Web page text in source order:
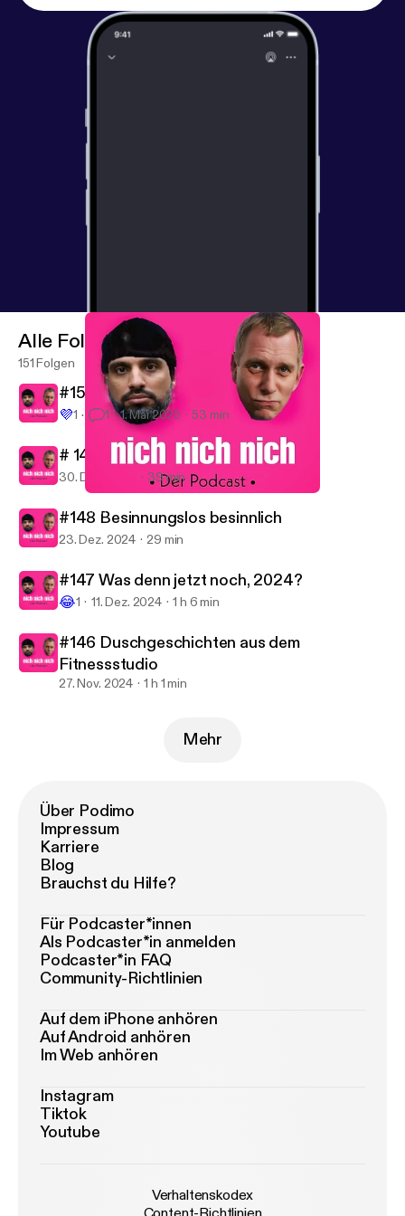
[mail@nichnichnich.de]
nich nich nich.
Alle Folgen
151 Folgen
#150 Ist doch auch mal gut jetzt
💜1 1 1. Mai 2025 53 min
# 149 Trotzdem optimistisch
30. Dez. 2024 39 min
#148 Besinnungslos besinnlich
23. Dez. 2024 29 min
#147 Was denn jetzt noch, 2024?
😂1 11. Dez. 2024 1 h 6 min
#146 Duschgeschichten aus dem
Fitnessstudio
27. Nov. 2024 1 h 1 min
Mehr
Über Podimo
Impressum
Karriere
Blog
Brauchst du Hilfe?
Für Podcaster*innen
Als Podcaster*in anmelden
Podcaster*in FAQ
Community-Richtlinien
Auf dem iPhone anhören
Auf Android anhören
Im Web anhören
Instagram
Tiktok
Youtube
Verhaltenskodex